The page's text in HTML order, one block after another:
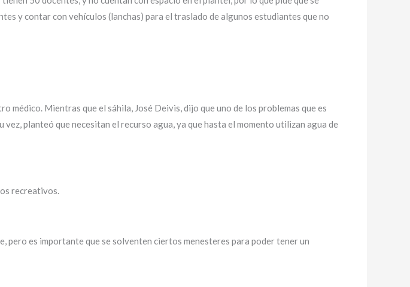
y contar con vehículos (lanchas) para el traslado de algunos estudiantes que no
Mientras que el sáhila, José Deivis, dijo que uno de los problemas que es
planteó que necesitan el recurso agua, ya que hasta el momento utilizan agua de
recreativos.
pero es importante que se solventen ciertos menesteres para poder tener un